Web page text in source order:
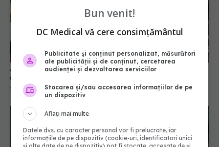
Adevărul șocant despre dietele antiinflamatorii.
Ce funcționează cu adevărat
Bun venit!
DC Medical vă cere consimțământul
Publicitate și conținut personalizat, măsurători
ale publicității și de conținut, cercetarea
audienței și dezvoltarea serviciilor
Stocarea și/sau accesarea informațiilor de pe
un dispozitiv
Aflați mai multe
Datele dvs. cu caracter personal vor fi prelucrate, iar
informațiile de pe dispozitiv (cookie-uri, identificatori unici